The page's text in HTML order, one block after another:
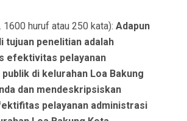
1600 huruf atau 250 kata):Adapun
tujuan penelitian adalah
efektivitas pelayanan
di kelurahan Loa Bakung
dan mendeskripsiskan
pelayanan administrasi